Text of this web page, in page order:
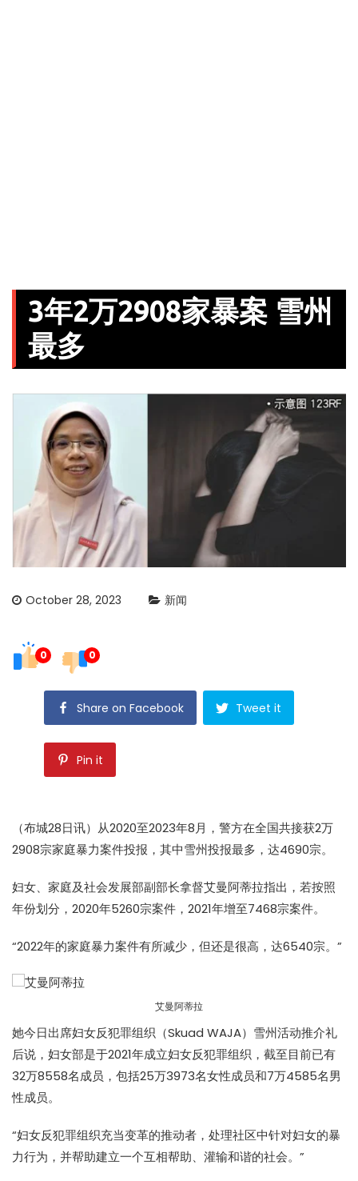
3年2万2908家暴案 雪州
最多
October 28, 2023 新闻
0 0
Share on Facebook Tweet it
Pin it
（布城28日讯）从2020至2023年8月，警方在全国共接获2万
2908宗家庭暴力案件投报，其中雪州投报最多，达4690宗。
妇女、家庭及社会发展部副部长拿督艾曼阿蒂拉指出，若按照
年份划分，2020年5260宗案件，2021年增至7468宗案件。
“2022年的家庭暴力案件有所减少，但还是很高，达6540宗。”
艾曼阿蒂拉
她今日出席妇女反犯罪组织（Skuad WAJA）雪州活动推介礼
后说，妇女部是于2021年成立妇女反犯罪组织，截至目前已有
32万8558名成员，包括25万3973名女性成员和7万4585名男
性成员。
“妇女反犯罪组织充当变革的推动者，处理社区中针对妇女的暴
力行为，并帮助建立一个互相帮助、灌输和谐的社会。”